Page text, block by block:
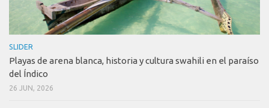
SLIDER
Playas de arena blanca, historia y cultura swahili en el paraíso
del Índico
26 JUN, 2026